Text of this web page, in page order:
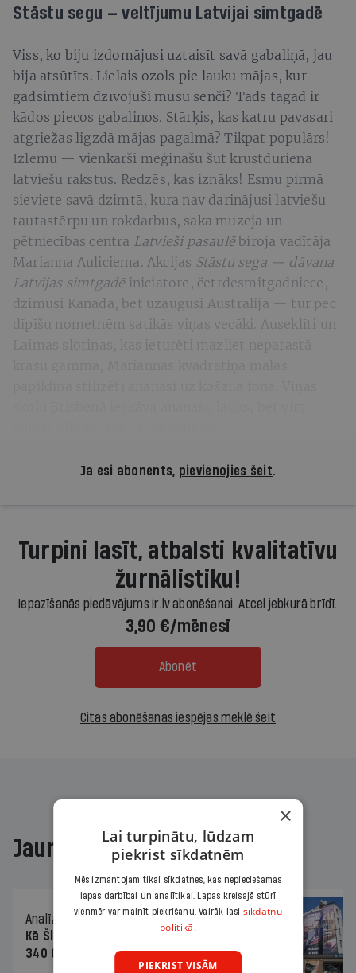
Stāstu segu — veltījumu Latvijai simtgadē
Viss, ko biju izdomājusi uztaisīt savā gabaliņā, jau
bija atsūtīts. Lielais ozols pie lauku mājas, kur
gadsimtiem dzīvojuši mūsu senči? Tāds tagad ir
kādos piecos gabaliņos. Stārķis, kas katru pavasari
atgriežas ligzdā mājas pagalmā? Tikpat populārs!
Izlēmu — vienkārši mēģināšu šūt krustdūrienā
latviešu rakstus. Redzēs, kas iznāks! Esmu pirmā
sieviete savā dzimtā, kura nav darinājusi latviešu
tautastērpu un rokdarbus, saka muzeja un
pētniecības centra Latvieši pasaulēbiroja vadītāja
Marianna Auliciema. Akcijas Stāstu sega — dāvana
Latvijas simtgadē iniciatore, četrdesmitgadniece,
dzimusi Kanādā, bet uzaugusi Austrālijā — tur pēc
dīpīšu nometnēm satikās viņas vecāki. Auseklīti un
Laimas slotiņas, kas ieturēti mazliet neparastā
Ja esi abonents, pievienojies šeit.
Turpini lasīt, atbalsti kvalitatīvu
žurnālistiku!
Iepazīšanās piedāvājums ir.lv abonēšanai. Atcel jebkurā brīdī.
3,90 €/mēnesī
Abonēt
Citas abonēšanas iespējas meklē šeit
Jaunākajā žurnālā
Analīze
06.08.2026.
Kā Šlesera partija palika nesodīta par
340 000 vērtu reklāmas kampaņu
×
Lai turpinātu, lūdzam
piekrist sīkdatnēm
Mēs izmantojam tikai sīkdatnes, kas nepieciešamas
lapas darbībai un analītikai. Lapas kreisajā stūrī
vienmēr var mainīt piekrišanu. Vairāk lasi sīkdatņu
politikā.
PIEKRIST VISĀM